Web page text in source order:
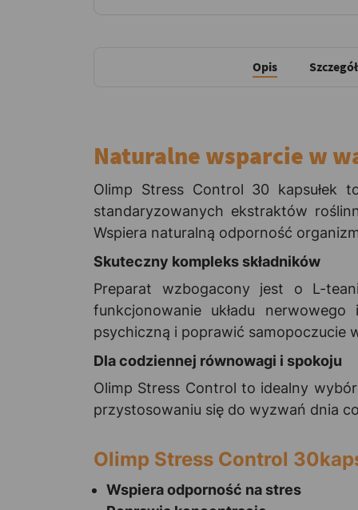
Opis
Naturalne wsparcie w
Olimp Stress Control 30 kapsułek
standaryzowanych ekstraktów
Wspiera naturalną odporność
Skuteczny kompleks składników
Preparat wzbogacony jest o L-
funkcjonowanie układu
psychiczną i poprawić samopoczucie
Dla codziennej równowagi i spokoju
Olimp Stress Control to idealny
przystosowaniu się do wyzwań dnia
Olimp Stress Control
Wspiera odporność na stres